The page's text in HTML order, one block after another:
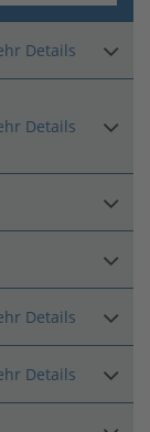
Details
mattDetails
Details
Details